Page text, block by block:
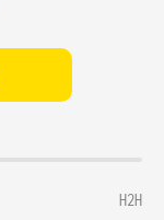
H2H